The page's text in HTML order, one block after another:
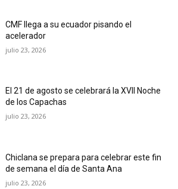
CMF llega a su ecuador pisando el
acelerador
julio 23, 2026
El 21 de agosto se celebrará la XVII Noche
de los Capachas
julio 23, 2026
Chiclana se prepara para celebrar este fin
de semana el día de Santa Ana
julio 23, 2026